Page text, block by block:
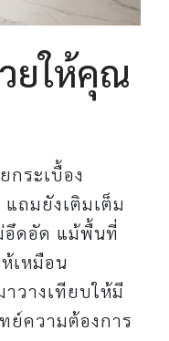
ยให้คุณ
ระเบื้อง
ถมยังเติมเต็ม
อึดอัด แม้พื้นที่
เหมือน
วางเทียบให้มี
ย์ความต้องการ